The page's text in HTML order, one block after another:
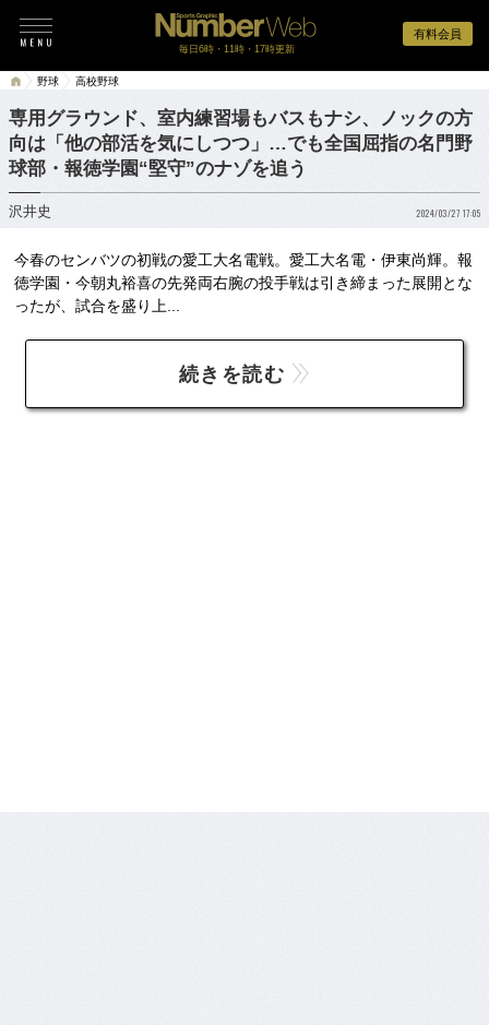
有料会員
毎日6時・11時・17時更新
野球 高校野球
専用グラウンド、室内練習場もバスもナシ、ノックの方
向は「他の部活を気にしつつ」…でも全国屈指の名門野
球部・報徳学園“堅守”のナゾを追う
沢井史 2024/03/27 17:05
今春のセンバツの初戦の愛工大名電戦。愛工大名電・伊東尚輝。報
徳学園・今朝丸裕喜の先発両右腕の投手戦は引き締まった展開とな
ったが、試合を盛り上...
続きを読む